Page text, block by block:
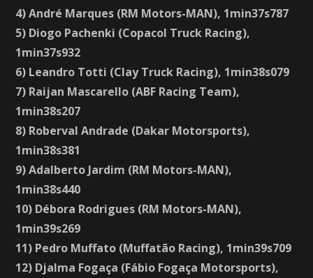
4) André Marques (RM Motors-MAN), 1min37s787
5) Diogo Pachenki (Copacol Truck Racing),
1min37s932
6) Leandro Totti (Clay Truck Racing), 1min38s079
7) Raijan Mascarello (ABF Racing Team),
1min38s207
8) Roberval Andrade (Dakar Motorsports),
1min38s381
9) Adalberto Jardim (RM Motors-MAN),
1min38s440
10) Débora Rodrigues (RM Motors-MAN),
1min39s269
11) Pedro Muffato (Muffatão Racing), 1min39s709
12) Djalma Fogaça (Fábio Fogaça Motorsports),